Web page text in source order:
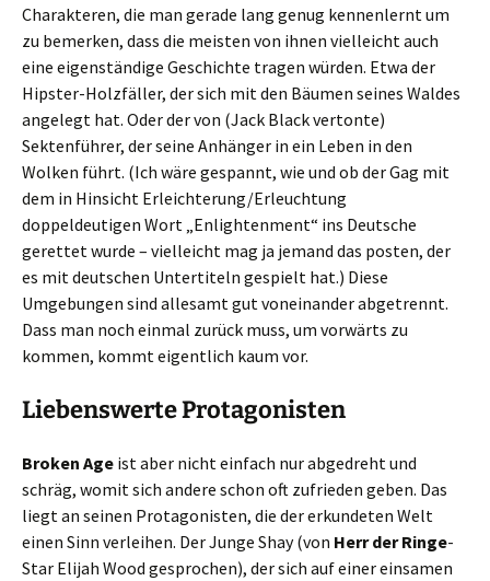
Charakteren, die man gerade lang genug kennenlernt um
zu bemerken, dass die meisten von ihnen vielleicht auch
eine eigenständige Geschichte tragen würden. Etwa der
Hipster-Holzfäller, der sich mit den Bäumen seines Waldes
angelegt hat. Oder der von (Jack Black vertonte)
Sektenführer, der seine Anhänger in ein Leben in den
Wolken führt. (Ich wäre gespannt, wie und ob der Gag mit
dem in Hinsicht Erleichterung/Erleuchtung
doppeldeutigen Wort „Enlightenment“ ins Deutsche
gerettet wurde – vielleicht mag ja jemand das posten, der
es mit deutschen Untertiteln gespielt hat.) Diese
Umgebungen sind allesamt gut voneinander abgetrennt.
Dass man noch einmal zurück muss, um vorwärts zu
kommen, kommt eigentlich kaum vor.
Liebenswerte Protagonisten
Broken Age ist aber nicht einfach nur abgedreht und
schräg, womit sich andere schon oft zufrieden geben. Das
liegt an seinen Protagonisten, die der erkundeten Welt
einen Sinn verleihen. Der Junge Shay (von Herr der Ringe-
Star Elijah Wood gesprochen), der sich auf einer einsamen